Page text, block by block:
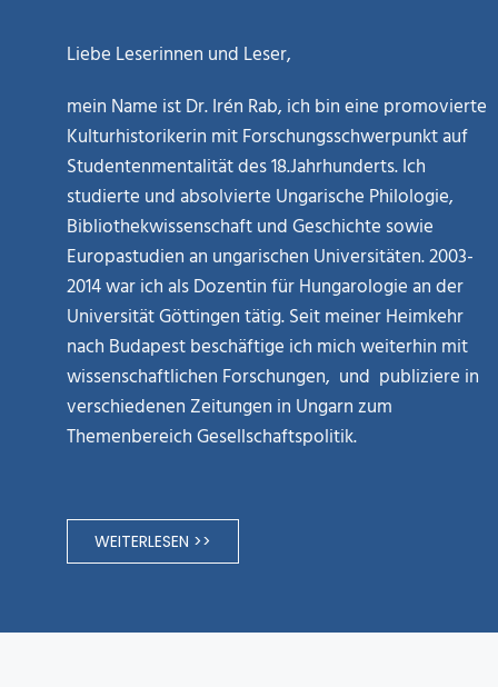
Liebe Leserinnen und Leser,
mein Name ist Dr. Irén Rab, ich bin eine promovierte
Kulturhistorikerin mit Forschungsschwerpunkt auf
Studentenmentalität des 18.Jahrhunderts. Ich
studierte und absolvierte Ungarische Philologie,
Bibliothekwissenschaft und Geschichte sowie
Europastudien an ungarischen Universitäten. 2003-
2014 war ich als Dozentin für Hungarologie an der
Universität Göttingen tätig. Seit meiner Heimkehr
nach Budapest beschäftige ich mich weiterhin mit
wissenschaftlichen Forschungen, und publiziere in
verschiedenen Zeitungen in Ungarn zum
Themenbereich Gesellschaftspolitik.
WEITERLESEN >>